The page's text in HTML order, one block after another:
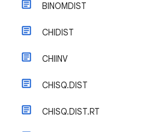
BINOMDIST
CHIDIST
CHIINV
CHISQ.DIST
CHISQ.DIST.RT